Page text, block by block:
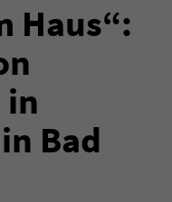
Haus“:
in
Bad